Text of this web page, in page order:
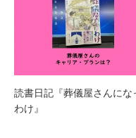
読書日記『葬儀屋さんにな
わけ』